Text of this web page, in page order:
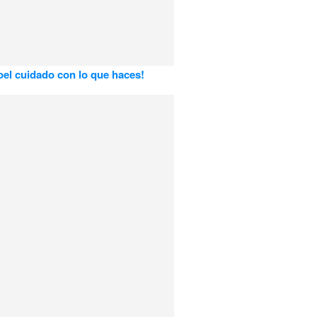
cuidado con lo que haces!